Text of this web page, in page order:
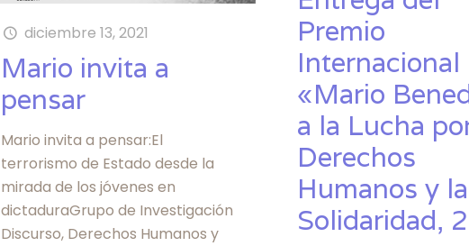
diciembre 13, 2021
Mario invita a
pensar
Mario invita a pensar:El
terrorismo de Estado desde la
mirada de los jóvenes en
dictaduraGrupo de Investigación
Discurso, Derechos Humanos y
Premio
Internacional
«Mario
a la Lucha
Derechos
Humanos y la
Solidaridad,